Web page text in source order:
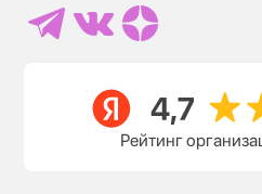
Рейтинг